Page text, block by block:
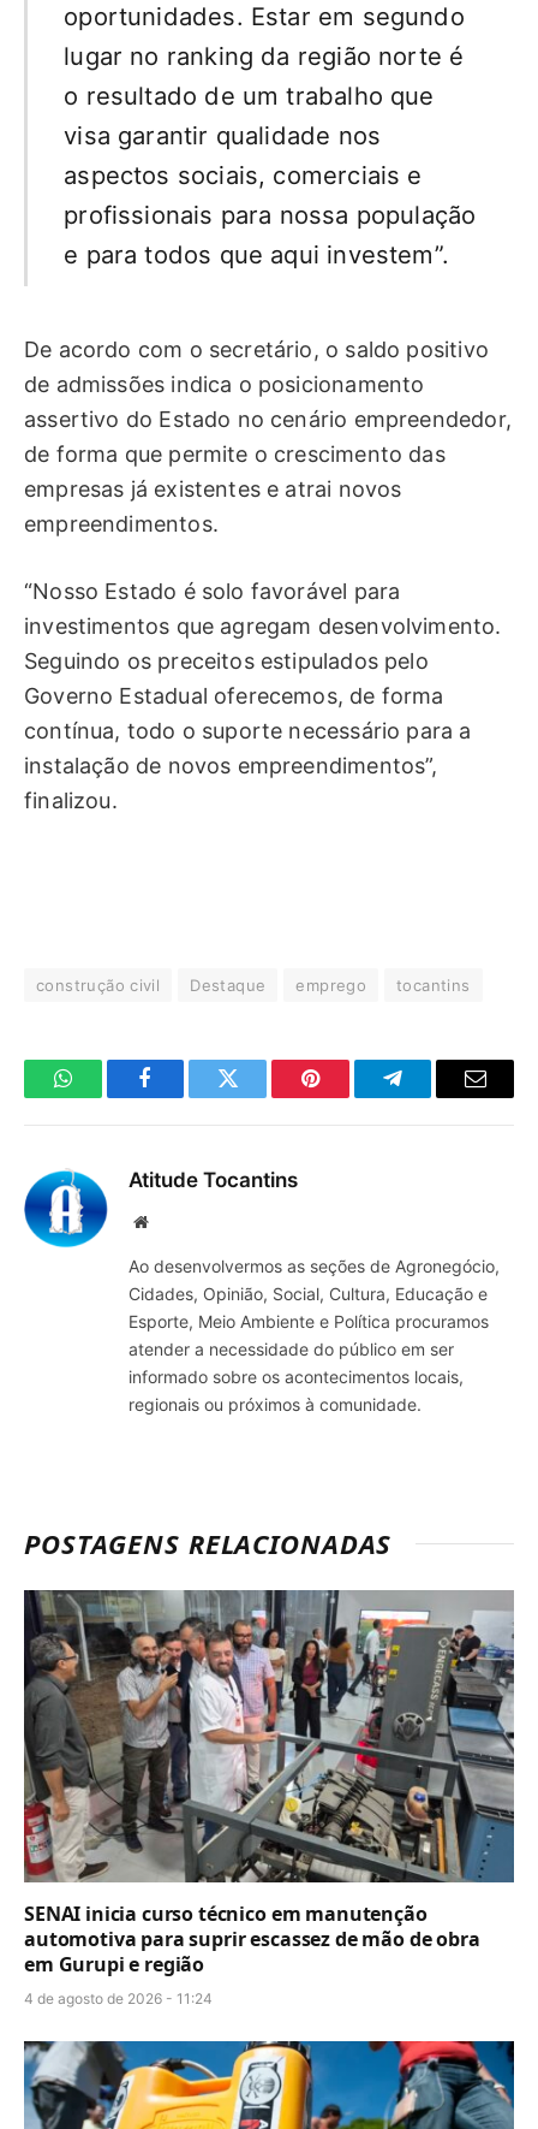
oportunidades. Estar em segundo
lugar no ranking da região norte é
o resultado de um trabalho que
visa garantir qualidade nos
aspectos sociais, comerciais e
profissionais para nossa população
e para todos que aqui investem”.
De acordo com o secretário, o saldo positivo
de admissões indica o posicionamento
assertivo do Estado no cenário empreendedor,
de forma que permite o crescimento das
empresas já existentes e atrai novos
empreendimentos.
“Nosso Estado é solo favorável para
investimentos que agregam desenvolvimento.
Seguindo os preceitos estipulados pelo
Governo Estadual oferecemos, de forma
contínua, todo o suporte necessário para a
instalação de novos empreendimentos”,
finalizou.
construção civil Destaque emprego tocantins
WhatsAppFacebookTwitter Pinterest TelegramaE-
Atitude Tocantins
Site
Ao desenvolvermos as seções de Agronegócio,
Cidades, Opinião, Social, Cultura, Educação e
Esporte, Meio Ambiente e Política procuramos
atender a necessidade do público em ser
informado sobre os acontecimentos locais,
regionais ou próximos à comunidade.
POSTAGENS RELACIONADAS
SENAI inicia curso técnico em manutenção
automotiva para suprir escassez de mão de obra
em Gurupi e região
4 de agosto de 2026 - 11:24